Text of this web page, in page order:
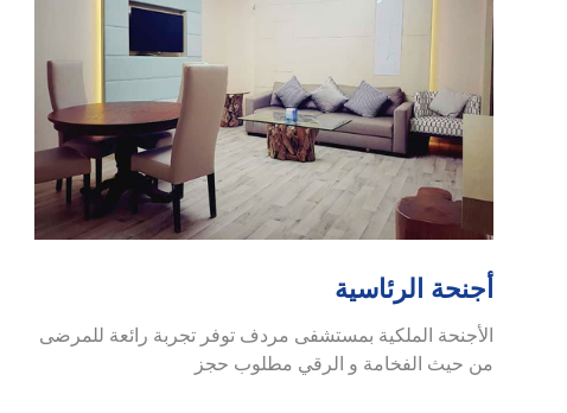
أجنحة الرئاسية
الأجنحة الملكية بمستشفى مردف توفر تجربة رائعة للمرضى
من حيث الفخامة و الرقي مطلوب حجز